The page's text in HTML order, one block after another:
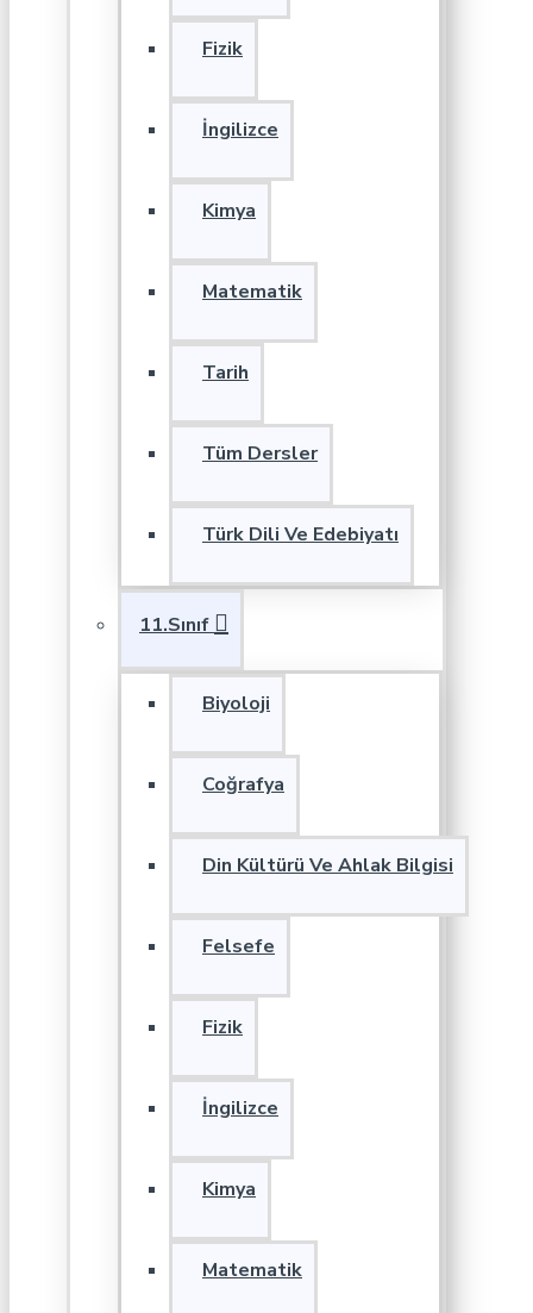
Fizik
İngilizce
Kimya
Matematik
Tarih
Tüm Dersler
Türk Dili Ve Edebiyatı
11.Sınıf
Biyoloji
Coğrafya
Din Kültürü Ve Ahlak Bilgisi
Felsefe
Fizik
İngilizce
Kimya
Matematik